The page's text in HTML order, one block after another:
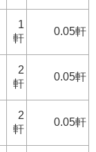
1
軒
0.05軒
2
軒
0.05軒
2
軒
0.05軒